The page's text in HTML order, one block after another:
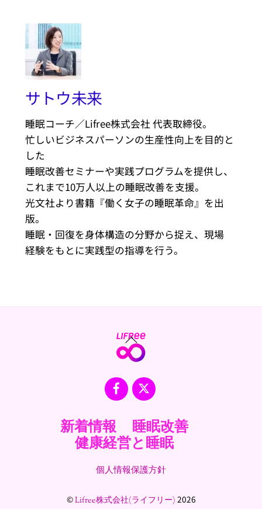
サトウ未来
睡眠コーチ／Lifree株式会社 代表取締役。
忙しいビジネスパーソンの生産性向上を目的と
した
睡眠改善セミナーや実践プログラムを提供し、
これまで10万人以上の睡眠改善を支援。
光文社より書籍『働く女子の睡眠革命』を出
版。
睡眠・回復を身体構造の分野から捉え、現場
経験をもとに実践型の指導を行う。
Back
To
Facebook
X
新着情報
睡眠改善
健康経営と睡眠
個人情報保護方針
©Lifree株式会社(ライフリー) 2026